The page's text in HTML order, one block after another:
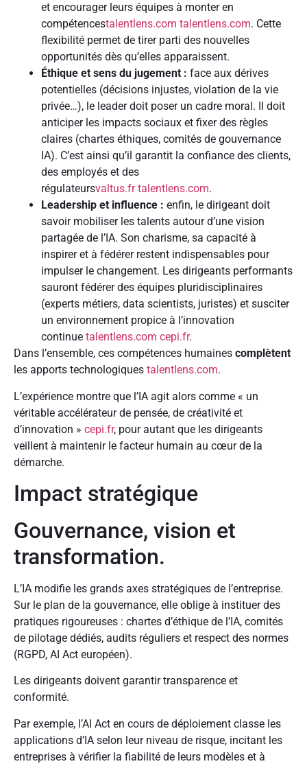
et encourager leurs équipes à monter en
compétencestalentlens.com talentlens.com. Cette
flexibilité permet de tirer parti des nouvelles
opportunités dès qu’elles apparaissent.
Éthique et sens du jugement : face aux dérives
potentielles (décisions injustes, violation de la vie
privée…), le leader doit poser un cadre moral. Il doit
anticiper les impacts sociaux et fixer des règles
claires (chartes éthiques, comités de gouvernance
IA). C’est ainsi qu’il garantit la confiance des clients,
des employés et des
régulateursvaltus.fr talentlens.com.
Leadership et influence : enfin, le dirigeant doit
savoir mobiliser les talents autour d’une vision
partagée de l’IA. Son charisme, sa capacité à
inspirer et à fédérer restent indispensables pour
impulser le changement. Les dirigeants performants
sauront fédérer des équipes pluridisciplinaires
(experts métiers, data scientists, juristes) et susciter
un environnement propice à l’innovation
continue talentlens.com cepi.fr.
Dans l’ensemble, ces compétences humaines complètent
les apports technologiques talentlens.com.
L’expérience montre que l’IA agit alors comme « un
véritable accélérateur de pensée, de créativité et
d’innovation » cepi.fr, pour autant que les dirigeants
veillent à maintenir le facteur humain au cœur de la
démarche.
Impact stratégique
Gouvernance, vision et
transformation.
L’IA modifie les grands axes stratégiques de l’entreprise.
Sur le plan de la gouvernance, elle oblige à instituer des
pratiques rigoureuses : chartes d’éthique de l’IA, comités
de pilotage dédiés, audits réguliers et respect des normes
(RGPD, AI Act européen).
Les dirigeants doivent garantir transparence et
conformité.
Par exemple, l’AI Act en cours de déploiement classe les
applications d’IA selon leur niveau de risque, incitant les
entreprises à vérifier la fiabilité de leurs modèles et à